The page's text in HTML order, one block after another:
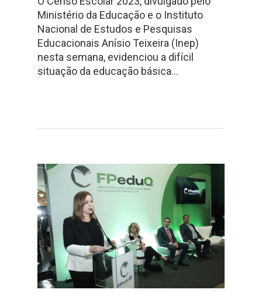
Ministério da Educação e o Instituto
Nacional de Estudos e Pesquisas
Educacionais Anísio Teixeira (Inep)
nesta semana, evidenciou a difícil
situação da educação básica…